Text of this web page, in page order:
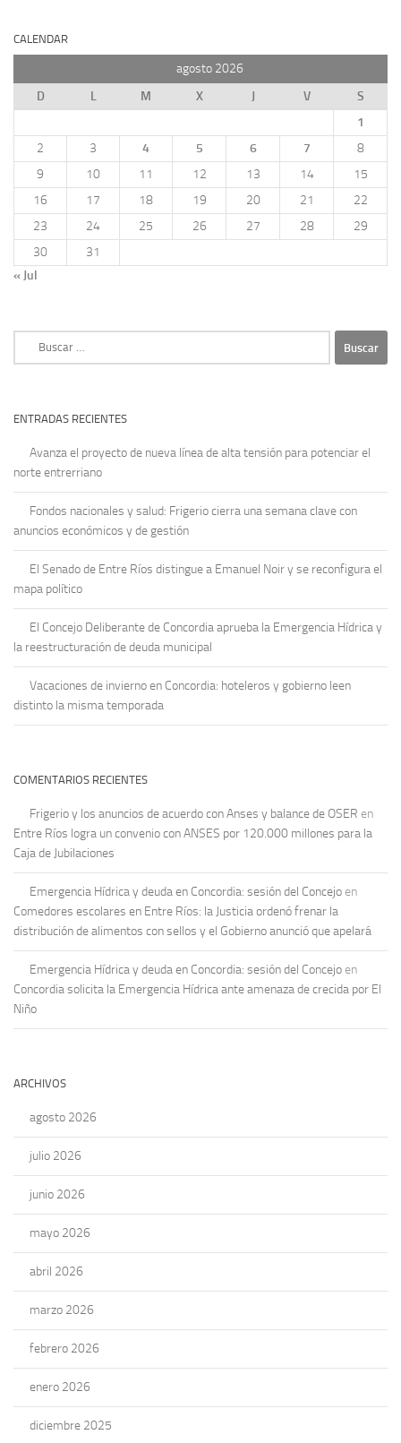
CALENDAR
agosto 2026
D
L M X J V
S
1
2
3 4 5 6 7
8
9
10 11 12 13 14
15
16
17 18 19 20 21
22
23
24 25 26 27 28
29
30
31
« Jul
ENTRADAS RECIENTES
Avanza el proyecto de nueva línea de alta tensión para potenciar el
norte entrerriano
Fondos nacionales y salud: Frigerio cierra una semana clave con
anuncios económicos y de gestión
El Senado de Entre Ríos distingue a Emanuel Noir y se reconfigura el
mapa político
El Concejo Deliberante de Concordia aprueba la Emergencia Hídrica y
la reestructuración de deuda municipal
Vacaciones de invierno en Concordia: hoteleros y gobierno leen
distinto la misma temporada
COMENTARIOS RECIENTES
Frigerio y los anuncios de acuerdo con Anses y balance de OSER en
Entre Ríos logra un convenio con ANSES por 120.000 millones para la
Caja de Jubilaciones
Emergencia Hídrica y deuda en Concordia: sesión del Concejo en
Comedores escolares en Entre Ríos: la Justicia ordenó frenar la
distribución de alimentos con sellos y el Gobierno anunció que apelará
Emergencia Hídrica y deuda en Concordia: sesión del Concejo en
Concordia solicita la Emergencia Hídrica ante amenaza de crecida por El
Niño
ARCHIVOS
agosto 2026
julio 2026
junio 2026
mayo 2026
abril 2026
marzo 2026
febrero 2026
enero 2026
diciembre 2025